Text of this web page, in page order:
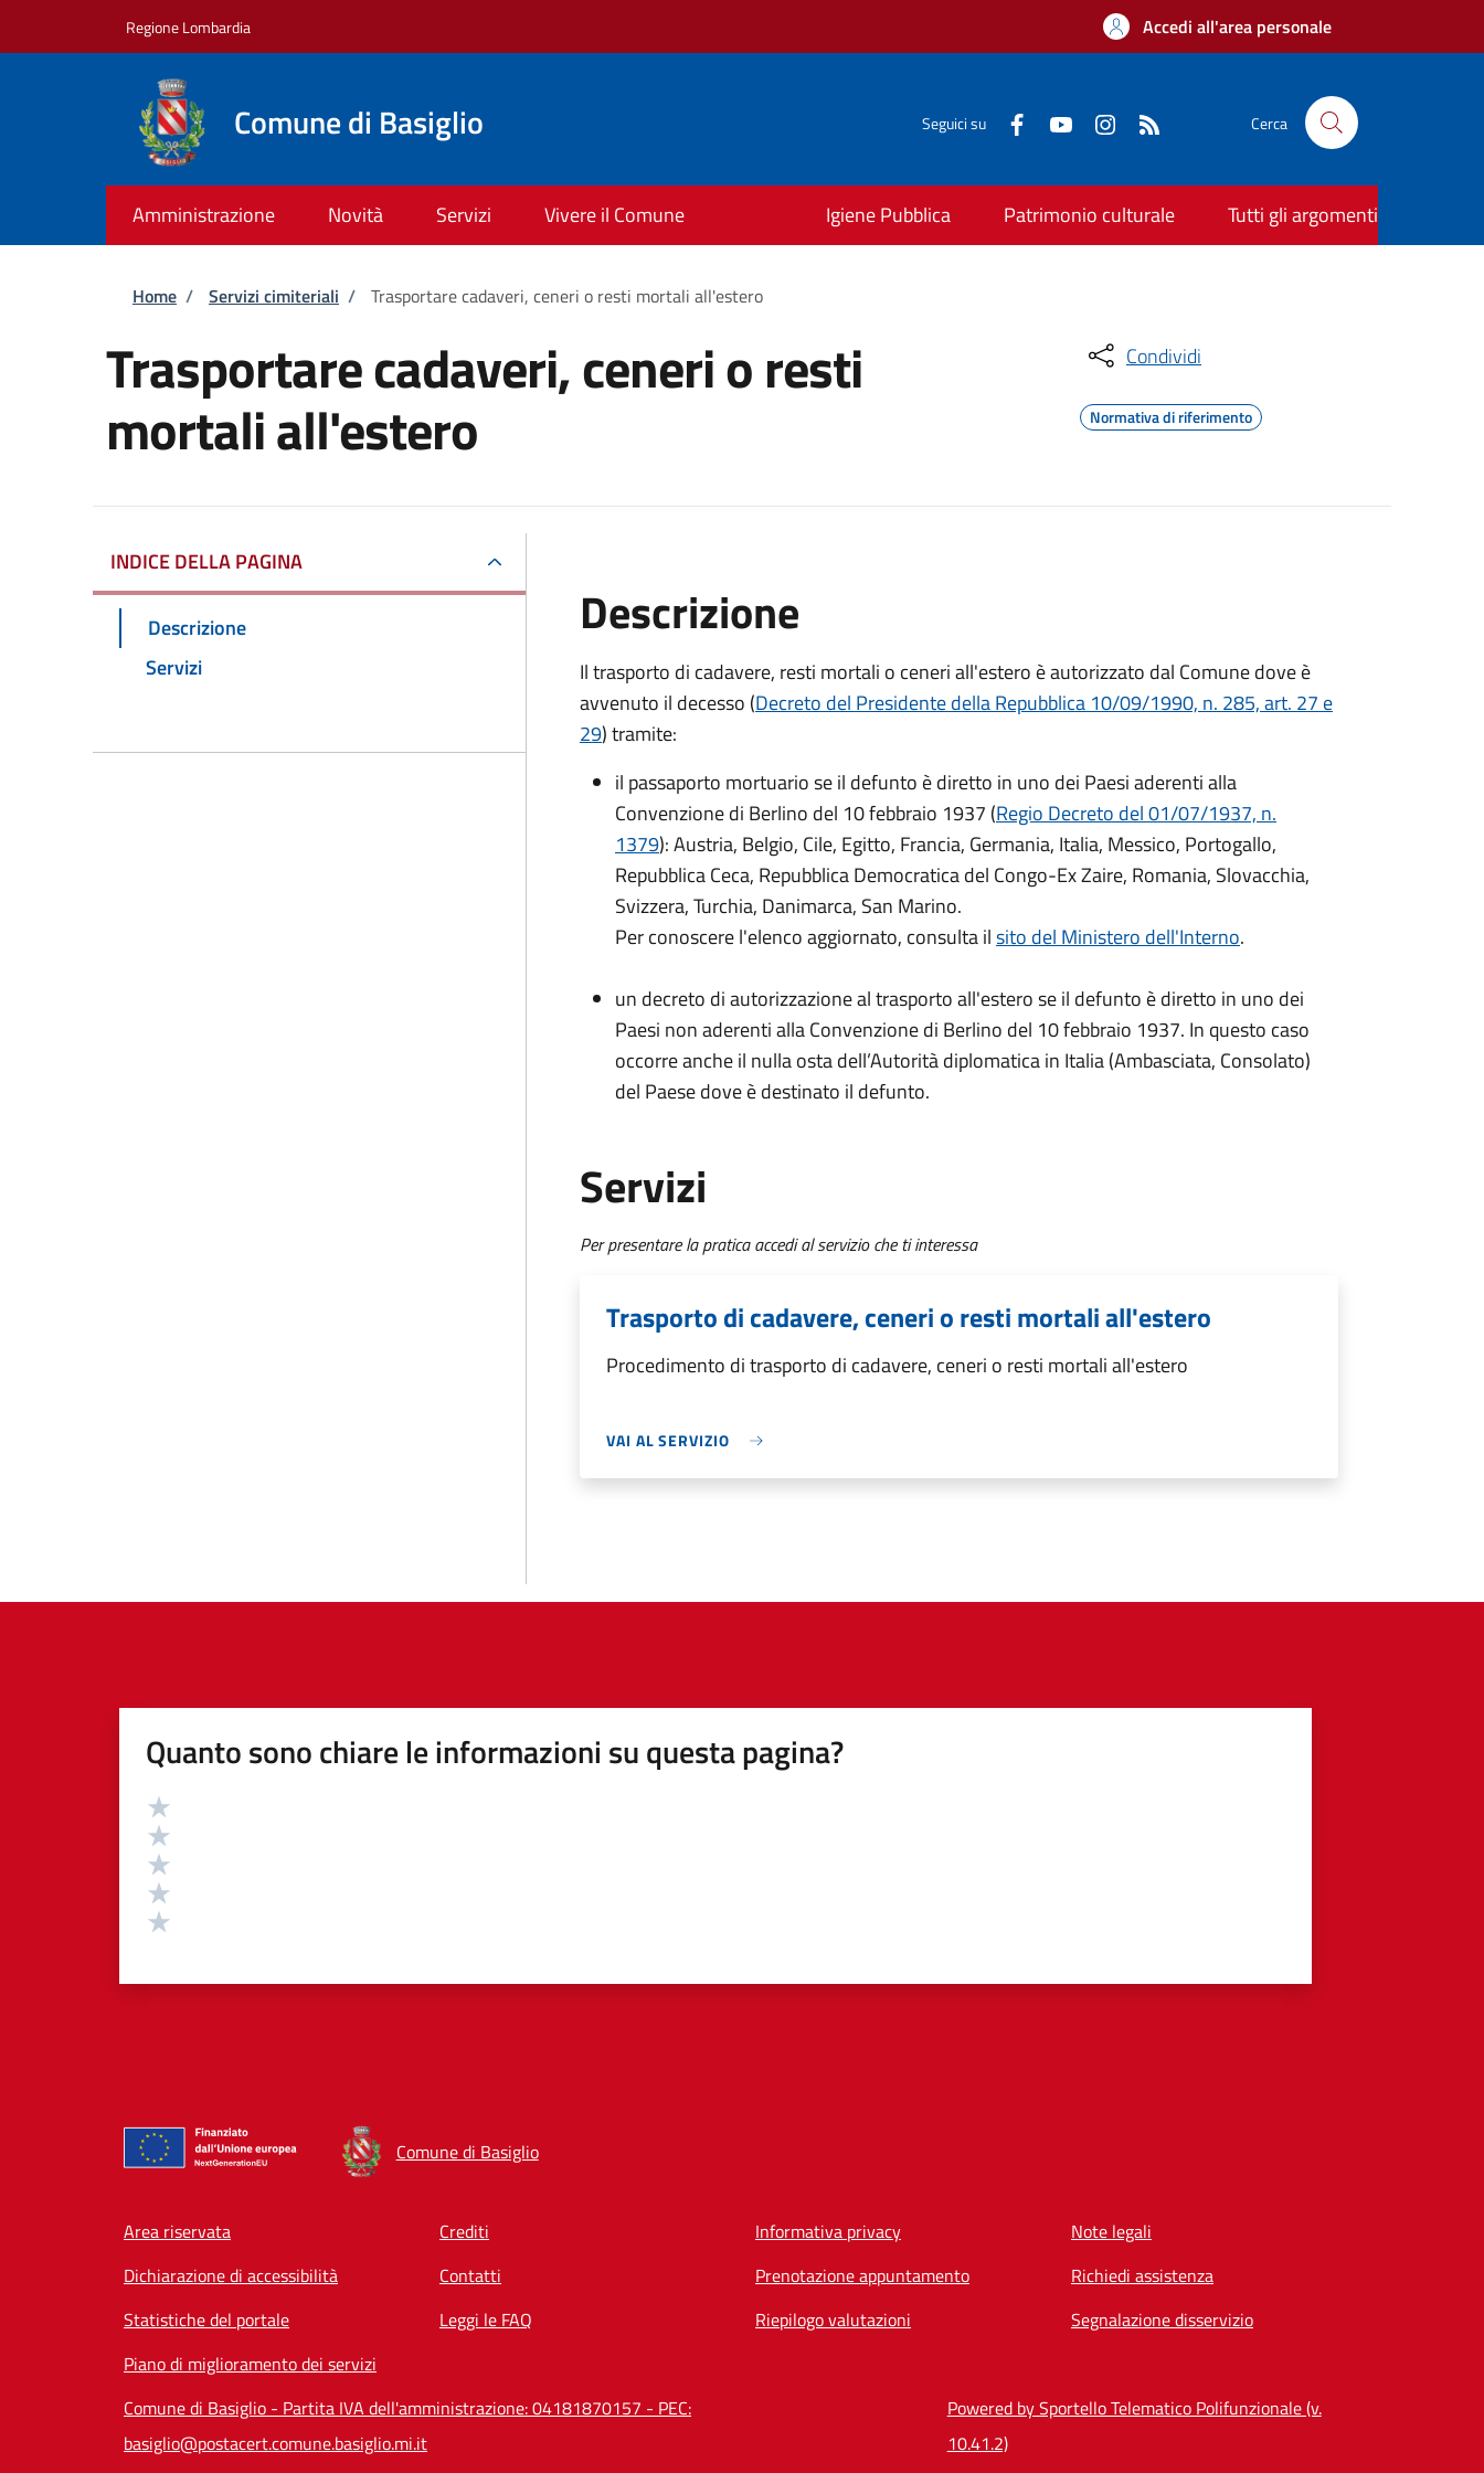
Regione Lombardia Accedi all'area personale
Comune di Basiglio Seguici su Cerca
Amministrazione Novità Servizi Vivere il Comune Igiene Pubblica Patrimonio culturale Tutti gli argomenti
Briciole di pane
Home / Servizi cimiteriali / Trasportare cadaveri, ceneri o resti mortali all'estero
Trasportare cadaveri, ceneri o resti
mortali all'estero
Condividi
Normativa di riferimento
INDICE DELLA PAGINA
Descrizione
Servizi
Descrizione
Il trasporto di cadavere, resti mortali o ceneri all'estero è autorizzato dal Comune dove è
avvenuto il decesso (Decreto del Presidente della Repubblica 10/09/1990, n. 285, art. 27 e
29) tramite:
il passaporto mortuario se il defunto è diretto in uno dei Paesi aderenti alla
Convenzione di Berlino del 10 febbraio 1937 (Regio Decreto del 01/07/1937, n.
1379): Austria, Belgio, Cile, Egitto, Francia, Germania, Italia, Messico, Portogallo,
Repubblica Ceca, Repubblica Democratica del Congo-Ex Zaire, Romania, Slovacchia,
Svizzera, Turchia, Danimarca, San Marino.
Per conoscere l'elenco aggiornato, consulta ilsito del Ministero dell'Interno.
un decreto di autorizzazione al trasporto all'estero se il defunto è diretto in uno dei
Paesi non aderenti alla Convenzione di Berlino del 10 febbraio 1937. In questo caso
occorre anche il nulla osta dell’Autorità diplomatica in Italia (Ambasciata, Consolato)
del Paese dove è destinato il defunto.
Servizi
Per presentare la pratica accedi al servizio che ti interessa
Trasporto di cadavere, ceneri o resti mortali all'estero
Procedimento di trasporto di cadavere, ceneri o resti mortali all'estero
VAI AL SERVIZIO
Quanto sono chiare le informazioni su questa pagina?
Valutazione
Comune di Basiglio
Footer menu
Area riservata Crediti Informativa privacy
Note legali
Dichiarazione di accessibilità
Contatti Prenotazione appuntamento
Richiedi assistenza
Statistiche del portale
Leggi le FAQ Riepilogo valutazioni
Segnalazione disservizio
Piano di miglioramento dei servizi
Comune di Basiglio - Partita IVA dell'amministrazione: 04181870157 - PEC:
basiglio@postacert.comune.basiglio.mi.it
Powered by Sportello Telematico Polifunzionale (v.
10.41.2)